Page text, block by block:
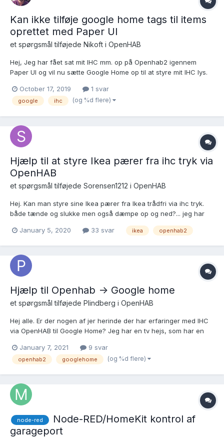
Kan ikke tilføje google home tags til items
oprettet med Paper UI
et spørgsmål tilføjede Nikoft i OpenHAB
Hej, Jeg har fået sat mit IHC mm. op på Openhab2 igennem
Paper UI og vil nu sætte Google Home op til at styre mit IHC lys.
har oprettet mine items i Paper UI, har jeg ingen Items file. Jeg
har forsøgt at tilføje tags...
October 17, 2019 1 svar
google ihc (og %d flere)
Hjælp til at styre Ikea pærer fra ihc tryk via
OpenHAB
et spørgsmål tilføjede Sorensen1212 i OpenHAB
Hej. Kan man styre sine Ikea pærer fra Ikea trådfri via ihc tryk.
både tænde og slukke men også dæmpe op og ned?... jeg har
nåede via OpenHAB appen og via google assistens
January 5, 2020 33 svar ikea openhab2
Hjælp til Openhab -> Google home
et spørgsmål tilføjede Plindberg i OpenHAB
Hej alle. Er der nogen af jer herinde der har erfaringer med IHC
via OpenHAB til Google Home? Jeg har en tv hejs, som har en
skal jeg sige “Tænd TV ned” og aå kører det ned. Når jeg så
skal have det op skal jeg sige “Sluk Tv ned” og “T...
January 7, 2021 9 svar
openhab2 googlehome (og %d flere)
node-red
Node-RED/HomeKit kontrol af
garageport